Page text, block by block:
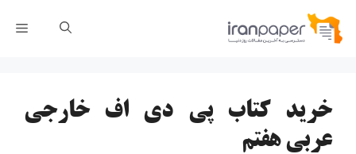
پرش
خرید کتاب پی دی اف خارجی
عربی هفتم